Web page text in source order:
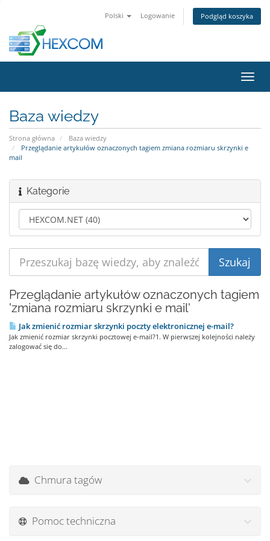
Polski Logowanie Podgląd koszyka
Baza wiedzy
Strona główna
Baza wiedzy
Przeglądanie artykułów oznaczonych tagiem zmiana rozmiaru skrzynki e
mail
Kategorie
Przeglądanie artykułów oznaczonych tagiem
'zmiana rozmiaru skrzynki e mail'
Jak zmienić rozmiar skrzynki poczty elektronicznej e-mail?
Jak zmienić rozmiar skrzynki pocztowej e-mail?1. W pierwszej kolejności należy
zalogować się do...
Chmura tagów
Pomoc techniczna